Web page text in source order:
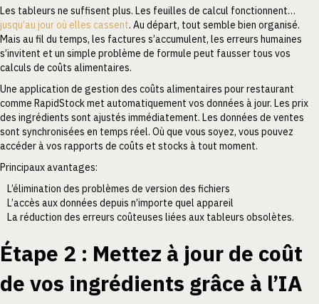
Les tableurs ne suffisent plus. Les feuilles de calcul fonctionnent…
jusqu’au jour où elles cassent. Au départ, tout semble bien organisé.
Mais au fil du temps, les factures s’accumulent, les erreurs humaines
s’invitent et un simple problème de formule peut fausser tous vos
calculs de coûts alimentaires.
Une application de gestion des coûts alimentaires pour restaurant
comme RapidStock met automatiquement vos données à jour. Les prix
des ingrédients sont ajustés immédiatement. Les données de ventes
sont synchronisées en temps réel. Où que vous soyez, vous pouvez
accéder à vos rapports de coûts et stocks à tout moment.
Principaux avantages:
L’élimination des problèmes de version des fichiers
L’accès aux données depuis n’importe quel appareil
La réduction des erreurs coûteuses liées aux tableurs obsolètes.
Étape 2 : Mettez à jour de coût
de vos ingrédients grâce à l’IA